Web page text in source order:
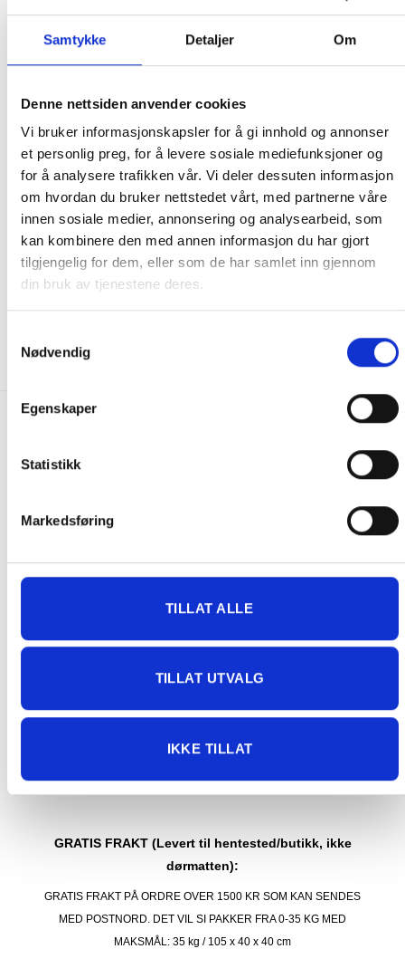
Samtykke Detaljer Om
Denne nettsiden anvender cookies
Vi bruker informasjonskapsler for å gi innhold og annonser
et personlig preg, for å levere sosiale mediefunksjoner og
for å analysere trafikken vår. Vi deler dessuten informasjon
om hvordan du bruker nettstedet vårt, med partnerne våre
innen sosiale medier, annonsering og analysearbeid, som
kan kombinere den med annen informasjon du har gjort
tilgjengelig for dem, eller som de har samlet inn gjennom
din bruk av tjenestene deres.
Nødvendig
Egenskaper
Statistikk
Markedsføring
TILLAT ALLE
TILLAT UTVALG
IKKE TILLAT
Darlly SC831 – PCAL60-
F2M (L 41×13 cm dia)
790.00kr
Darlly SC718 – PMAX50P4
699.00kr
Pakke til hentested. Velg enten Postnord eller Bring i
Produkter som kan knuses eller skades via. transport sendes ikke.
Levering på nærmeste post i butikk.
Har du ikke fått noen alternativ på frakt på din pakke så er
butikk, og får derfor kun opp valget klikk & hent. Hør med oss på
GRATIS FRAKT (Levert til hentested/butikk, ikke
dørmatten):
GRATIS FRAKT PÅ ORDRE OVER 1500 KR SOM KAN SENDES
MED POSTNORD. DET VIL SI PAKKER FRA 0-35 KG MED
MAKSMÅL: 35 kg / 105 x 40 x 40 cm